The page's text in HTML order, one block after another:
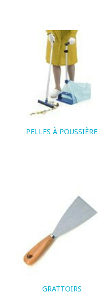
PELLES À POUSSIÈRE
GRATTOIRS